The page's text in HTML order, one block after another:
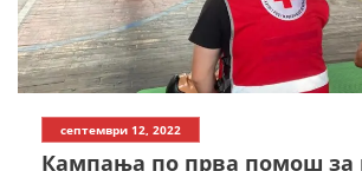
ИСТОРИЈАТ НА ЦКРМ
ИСТОРИЈАТ НА ДВИЖЕЊЕТО
септември 12, 2022
Кампања по прва помош за